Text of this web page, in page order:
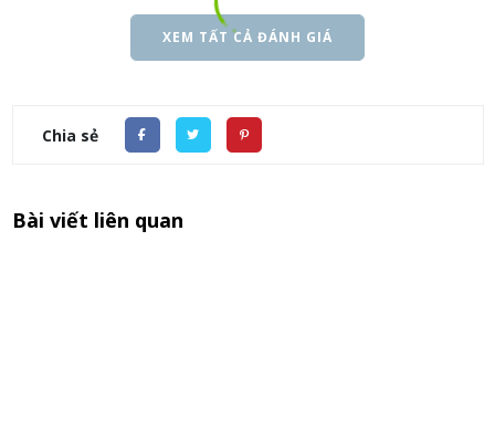
XEM TẤT CẢ ĐÁNH GIÁ
Chia sẻ
Bài viết liên quan